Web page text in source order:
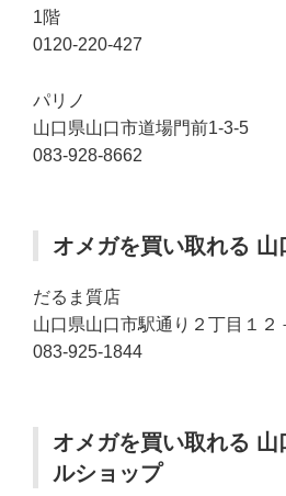
1階
0120-220-427
パリノ
山口県山口市道場門前1-3-5
083-928-8662
オメガを買い取れる 山
だるま質店
山口県山口市駅通り２丁目１２
083-925-1844
オメガを買い取れる 山
ルショップ